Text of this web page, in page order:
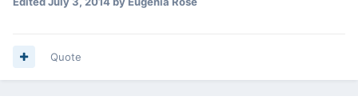
Quote